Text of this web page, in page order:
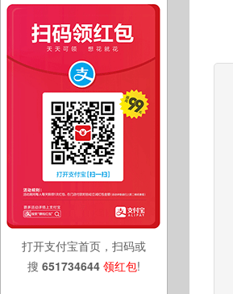
打开支付宝首页，扫码或
搜 651734644 领红包!